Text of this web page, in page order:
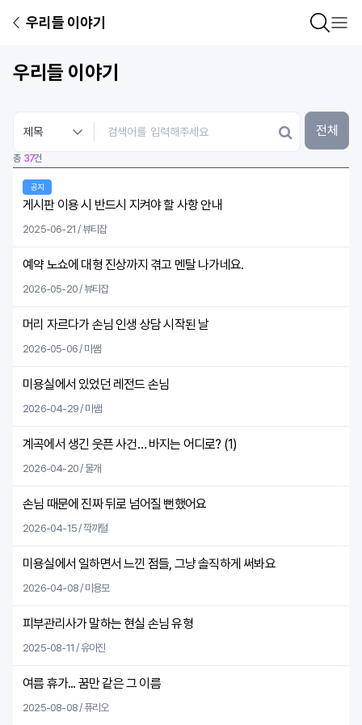
우리들 이야기
우리들 이야기
총 37건
전체
공지
게시판 이용 시 반드시 지켜야 할 사항 안내
2025-06-21 / 뷰티잡
예약 노쇼에 대형 진상까지 겪고 멘탈 나가네요.
2026-05-20 / 뷰티잡
머리 자르다가 손님 인생 상담 시작된 날
2026-05-06 / 미쌤
미용실에서 있었던 레전드 손님
2026-04-29 / 미쌤
계곡에서 생긴 웃픈 사건… 바지는 어디로? (1)
2026-04-20 / 물개
손님 때문에 진짜 뒤로 넘어질 뻔했어요
2026-04-15 / 깍까털
미용실에서 일하면서 느낀 점들, 그냥 솔직하게 써봐요
2026-04-08 / 미용모
피부관리사가 말하는 현실 손님 유형
2025-08-11 / 유아진
여름 휴가... 꿈만 같은 그 이름
2025-08-08 / 퓨리오